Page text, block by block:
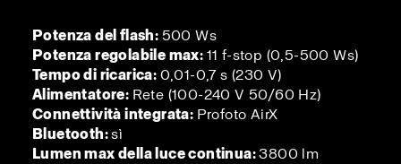
Potenza del flash: 500 Ws
Potenza regolabile max: 11 f-stop (0,5-500 Ws)
Tempo di ricarica: 0,01-0,7 s (230 V)
Alimentatore: Rete (100-240 V 50/60 Hz)
Connettività integrata: Profoto AirX
Bluetooth:sì
Lumen max della luce continua:3800 lm